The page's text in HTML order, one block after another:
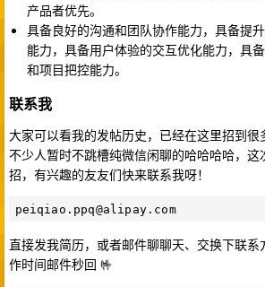
产品者优先。
具备良好的沟通和团队协作能力，具备提
能力，具备用户体验的交互优化能力，具
和项目把控能力。
联系我
大家可以看我的发帖历史，已经在这里招到很
不少人暂时不跳槽纯微信闲聊的哈哈哈哈，这
招，有兴趣的友友们快来联系我呀！
peiqiao.ppq@alipay.com
直接发我简历，或者邮件聊聊天、交换下联
作时间邮件秒回 🤟